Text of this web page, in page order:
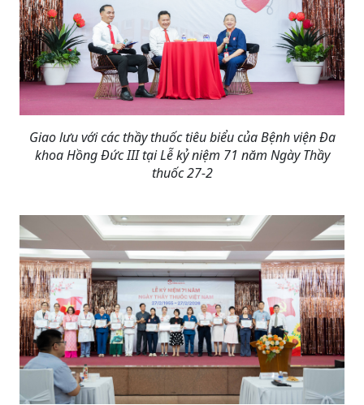
Giao lưu với các thầy thuốc tiêu biểu của Bệnh viện Đa
khoa Hồng Đức III tại Lễ kỷ niệm 71 năm Ngày Thầy
thuốc 27-2